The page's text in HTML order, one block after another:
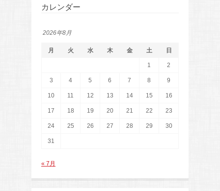
カレンダー
2026年8月
月 火 水 木 金 土 日
1 2
3 4 5 6 7 8 9
10 11 12 13 14 15 16
17 18 19 20 21 22 23
24 25 26 27 28 29 30
31
« 7月